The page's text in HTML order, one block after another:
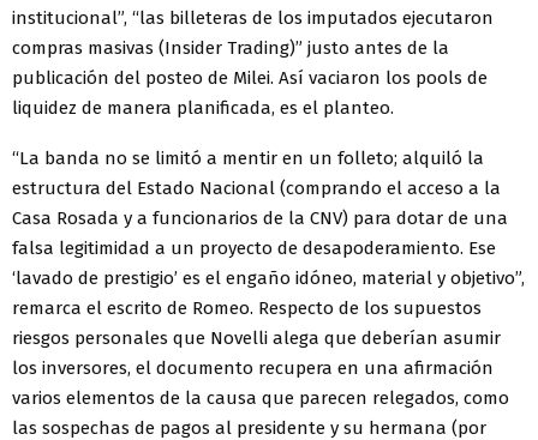
institucional”, “las billeteras de los imputados ejecutaron
compras masivas (Insider Trading)” justo antes de la
publicación del posteo de Milei. Así vaciaron los pools de
liquidez de manera planificada, es el planteo.
“La banda no se limitó a mentir en un folleto; alquiló la
estructura del Estado Nacional (comprando el acceso a la
Casa Rosada y a funcionarios de la CNV) para dotar de una
falsa legitimidad a un proyecto de desapoderamiento. Ese
‘lavado de prestigio’ es el engaño idóneo, material y objetivo”,
remarca el escrito de Romeo. Respecto de los supuestos
riesgos personales que Novelli alega que deberían asumir
los inversores, el documento recupera en una afirmación
varios elementos de la causa que parecen relegados, como
las sospechas de pagos al presidente y su hermana (por